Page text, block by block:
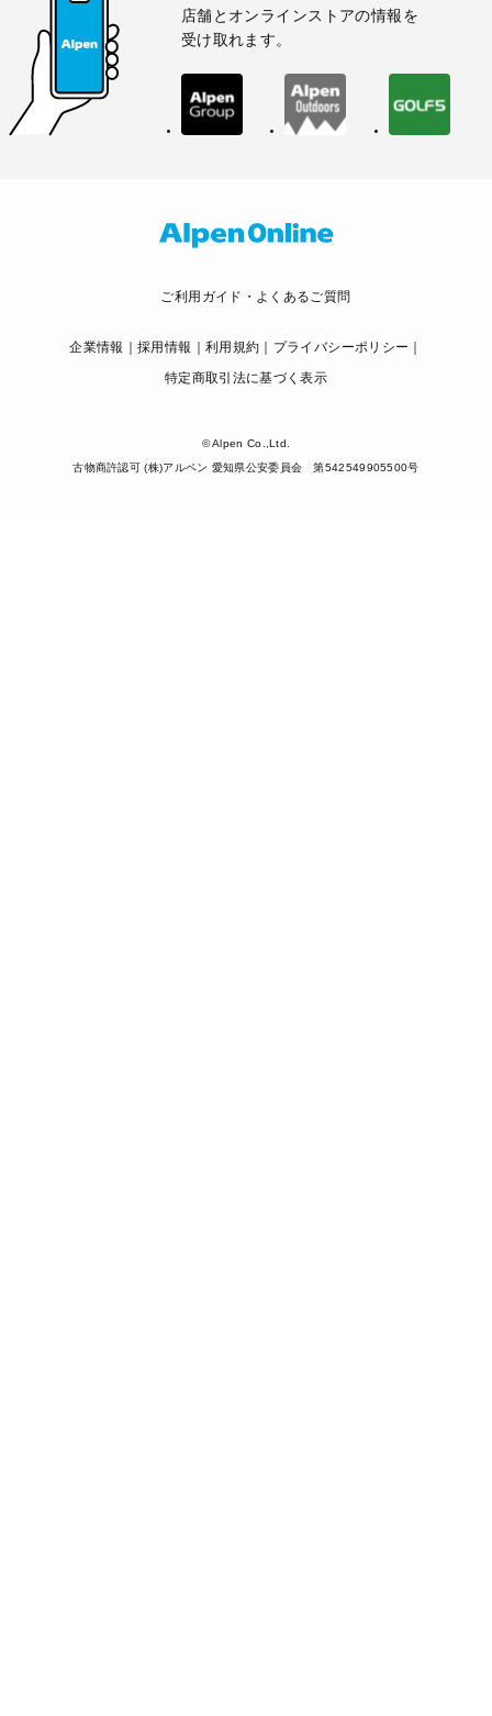
店舗とオンラインストアの情報を
受け取れます。
ご利用ガイド・よくあるご質問
企業情報 採用情報 利用規約
プライバシーポリシー
特定商取引法に基づく表示
© Alpen Co.,Ltd.
古物商許認可 (株)アルペン 愛知県公安委員会 第542549905500号